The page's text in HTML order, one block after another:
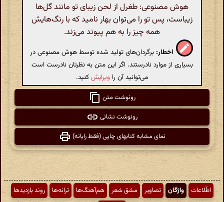
هوش مصنوعی: طغرل از لحن زیبای تو مانند گل‌ها
زیباست، پس تو را می‌توان بهار نامید که با رنگ‌هایش
همه چیز را به هم پیوند می‌زند.
اخطار: برگردان‌های تولید شده توسط هوش مصنوعی در
بسیاری از موارد نادرستند. اگر این متن به نظرتان نادرست است
می‌توانید آن را ویرایشکنید.
رونوشت متن
رونوشت نشانی
نمای مشابه کتابهای چاپی (فقط رایانه)
اطّلاعات واژگان تصاویر مشق شعر هم‌آهنگ‌ها ترانه‌ها
روند بازدیدها